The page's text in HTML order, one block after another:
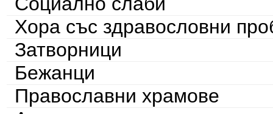
Хора със здравословни
Затворници
Бежанци
Православни храмове